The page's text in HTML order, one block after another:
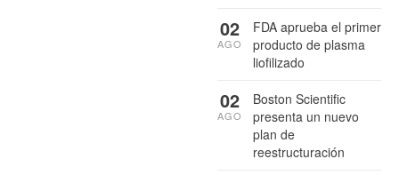
FDA aprueba el primer
producto de plasma
liofilizado
02
AGO
Boston Scientific
presenta un nuevo
plan de
reestructuración
02
AGO